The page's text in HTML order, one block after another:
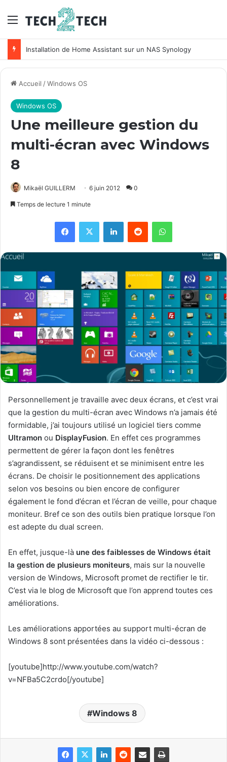
Menu
Installation de Home Assistant sur un NAS Synology
Accueil /Windows OS
Windows OS
Une meilleure gestion du
multi-écran avec Windows
8
Mikaël GUILLERM 6 juin 2012 0
Temps de lecture 1 minute
Personnellement je travaille avec deux écrans, et c’est vrai
que la gestion du multi-écran avec Windows n’a jamais été
formidable, j’ai toujours utilisé un logiciel tiers comme
Ultramon ou DisplayFusion. En effet ces programmes
permettent de gérer la façon dont les fenêtres
s’agrandissent, se réduisent et se minimisent entre les
écrans. De choisir le positionnement des applications
selon vos besoins ou bien encore de configurer
également le fond d’écran et l’écran de veille, pour chaque
moniteur. Bref ce son des outils bien pratique lorsque l’on
est adepte du dual screen.
En effet, jusque-là une des faiblesses de Windows était
la gestion de plusieurs moniteurs, mais sur la nouvelle
version de Windows, Microsoft promet de rectifier le tir.
C’est via le blog de Microsoft que l’on apprend toutes ces
améliorations.
Les améliorations apportées au support multi-écran de
Windows 8 sont présentées dans la vidéo ci-dessous :
[youtube]http://www.youtube.com/watch?
v=NFBa5C2crdo[/youtube]
Windows 8